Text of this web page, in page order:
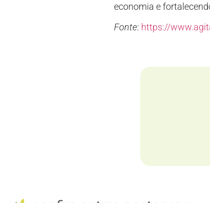
economia e
Fonte: https://